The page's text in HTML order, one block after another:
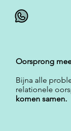
Oorsprong
Bijna alle
relationele
komen samen.